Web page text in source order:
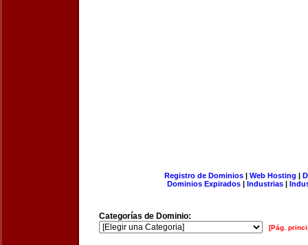
Registro de Dominios| Web Hosting |
Dominios Expirados | Industrias |
Categorías de Dominio:
[Pág.